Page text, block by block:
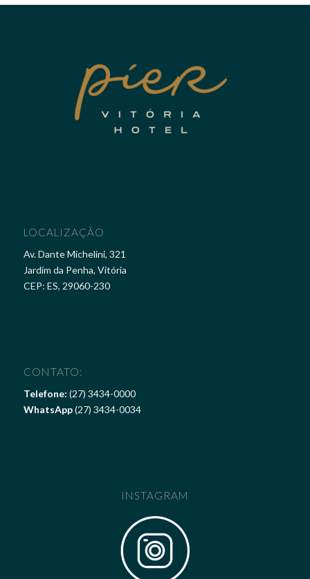
LOCALIZAÇÃO
Av. Dante Michelini, 321
Jardim da Penha, Vitória
CEP: ES, 29060-230
CONTATO:
Telefone: (27) 3434-0000
WhatsApp(27) 3434-0034
INSTAGRAM